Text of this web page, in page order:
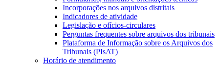
Incorporações nos arquivos distritais
Indicadores de atividade
Legislação e ofícios-circulares
Perguntas frequentes sobre arquivos dos tribunais
Plataforma de Informação sobre os Arquivos dos
Tribunais (PIsAT)
Horário de atendimento